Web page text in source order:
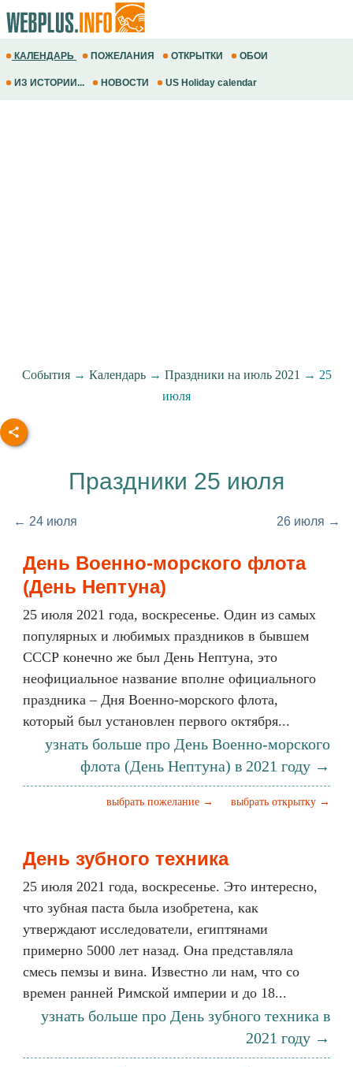
КАЛЕНДАРЬ ПОЖЕЛАНИЯ ОТКРЫТКИ ОБОИ
ИЗ ИСТОРИИ... НОВОСТИ US Holiday calendar
События→ Календарь→ Праздники на июль 2021 → 25
июля
Праздники 25 июля
← 24 июля 26 июля →
День Военно-морского флота
(День Нептуна)
25 июля 2021 года, воскресенье. Один из самых
популярных и любимых праздников в бывшем
СССР конечно же был День Нептуна, это
неофициальное название вполне официального
праздника – Дня Военно-морского флота,
который был установлен первого октября...
узнать больше про День Военно-морского
флота (День Нептуна) в 2021 году →
выбрать открытку →
выбрать пожелание →
День зубного техника
25 июля 2021 года, воскресенье. Это интересно,
что зубная паста была изобретена, как
утверждают исследователи, египтянами
примерно 5000 лет назад. Она представляла
смесь пемзы и вина. Известно ли нам, что со
времен ранней Римской империи и до 18...
узнать больше про День зубного техника в
2021 году →